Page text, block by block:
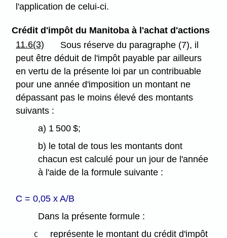
l'application de celui-ci.
Crédit d'impôt du Manitoba à l'achat d'actions
11.6(3)
Sous réserve du paragraphe (7), il
peut être déduit de l'impôt payable par ailleurs
en vertu de la présente loi par un contribuable
pour une année d'imposition un montant ne
dépassant pas le moins élevé des montants
suivants :
a) 1 500 $;
b) le total de tous les montants dont
chacun est calculé pour un jour de l'année
à l'aide de la formule suivante :
C = 0,05 x A/B
Dans la présente formule :
C représente le montant du crédit d'impôt